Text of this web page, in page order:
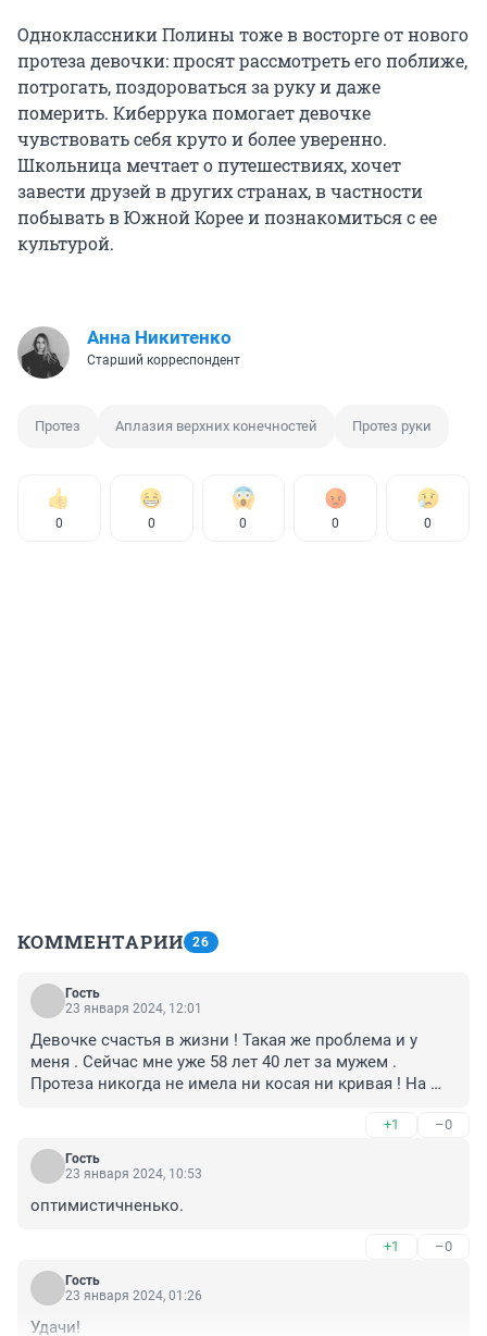
Одноклассники Полины тоже в восторге от нового
протеза девочки: просят рассмотреть его поближе,
потрогать, поздороваться за руку и даже
померить. Киберрука помогает девочке
чувствовать себя круто и более уверенно.
Школьница мечтает о путешествиях, хочет
завести друзей в других странах, в частности
побывать в Южной Корее и познакомиться с ее
культурой.
Анна Никитенко
Старший корреспондент
Протез Аплазия верхних конечностей Протез руки
0 0 0 0 0
КОММЕНТАРИИ 26
Гость
23 января 2024, 12:01
Девочке счастья в жизни ! Такая же проблема и у
меня . Сейчас мне уже 58 лет 40 лет за мужем .
Протеза никогда не имела ни косая ни кривая ! На
обращала . Двое дочерей двое внуков . Образование
высшее работала до пенсии. Замуж вышла в 19 лет
еще в институте в браке счастлива и друзьями с
мою руку культяпкой мне прикольно .По дому делаю
феном так и не научилась укладывать волосы и
перчатки кожаные не поносила но ничего живем и
так в варежках и с бигудями накручиваю сама
Счастье тебе ребенок и видимо таких как мы много !
+1 –0
Гость
23 января 2024, 10:53
оптимистичненько.
+1 –0
Гость
23 января 2024, 01:26
Удачи!